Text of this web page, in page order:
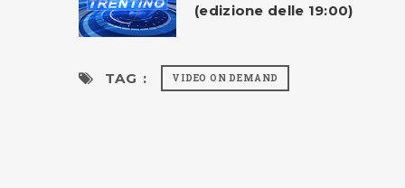
(edizione delle 19:00)
TAG : VIDEO ON DEMAND